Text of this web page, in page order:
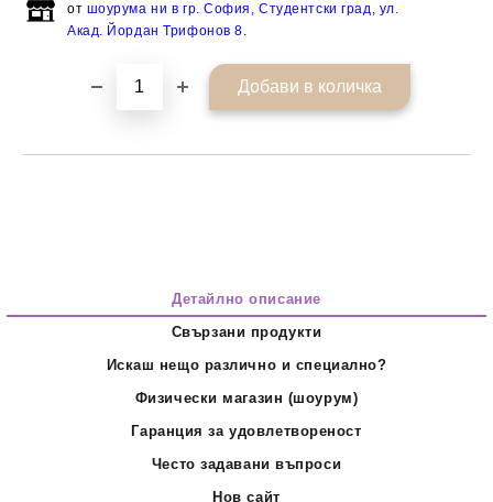
от шоурума ни в гр. София, Студентски град, ул.
Акад. Йордан Трифонов 8.
Детайлно описание
Свързани продукти
Искаш нещо различно и специално?
Физически магазин (шоурум)
Гаранция за удовлетвореност
Често задавани въпроси
Нов сайт